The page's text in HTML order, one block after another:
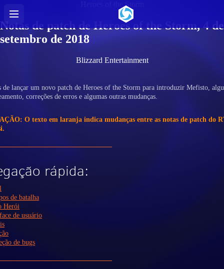
Heroes of the Storm
Notas de patch de Heroes of the Storm, 4 de
setembro de 2018
Blizzard Entertainment
de lançar um novo patch de Heroes of the Storm para introduzir Mefisto,
correções de erros e algumas outras mudanças.
O texto em laranja indica mudanças entre as notas de patch do
rápida:
de batalha
Herói
de usuário
de bugs